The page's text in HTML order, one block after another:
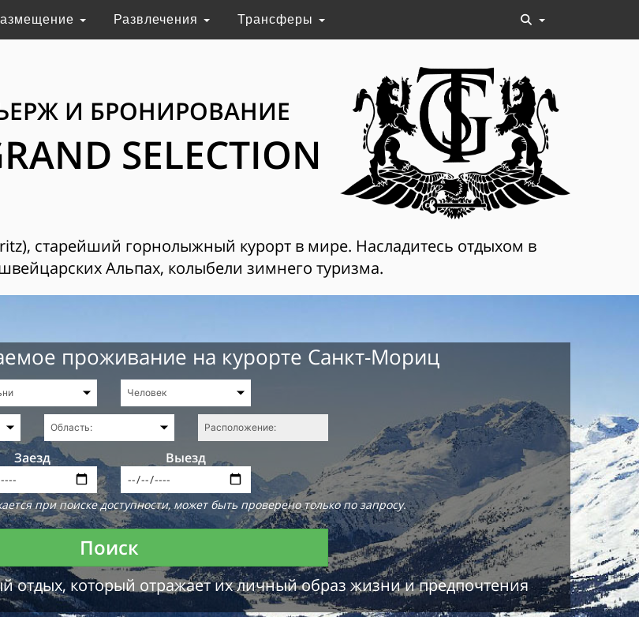
Развлечения Трансферы
И БРОНИРОВАНИЕ
SELECTION
старейший горнолыжный курорт в мире. Насладитесь отдыхом в
Альпах, колыбели зимнего туризма.
проживание на курорте Санкт-Мориц
Заезд Выезд
при поиске доступности, может быть проверено только по запросу.
Поиск
отдых, который отражает их личный образ жизни и предпочтения